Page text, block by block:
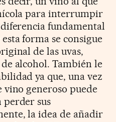
para interrumpir
fundamental
forma se consigue
de las uvas,
alcohol. También le
ya que, una vez
generoso puede
perder sus
la idea de añadir